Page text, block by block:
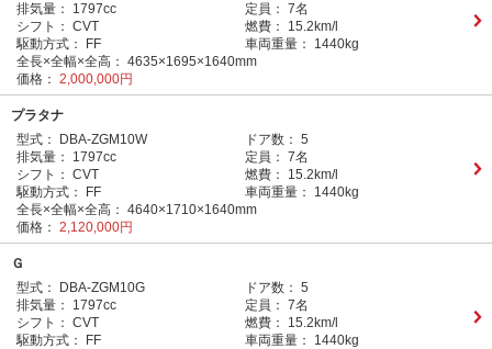
排気量：
1797cc 定員： 7名
シフト： CVT 燃費：
15.2km/l
駆動方式：
FF 車両重量：
1440kg
全長×全幅×全高： 4635×1695×1640mm
価格： 2,000,000円
プラタナ
型式：
DBA-ZGM10W ドア数： 5
排気量：
1797cc 定員： 7名
シフト： CVT 燃費：
15.2km/l
駆動方式：
FF 車両重量：
1440kg
全長×全幅×全高： 4640×1710×1640mm
価格： 2,120,000円
Ｇ
型式：
DBA-ZGM10G ドア数： 5
排気量：
1797cc 定員： 7名
シフト： CVT 燃費：
15.2km/l
駆動方式：
FF 車両重量：
1440kg